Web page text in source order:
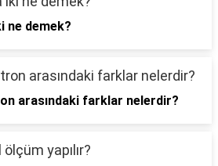
ne demek?
arasındaki farklar nelerdir?